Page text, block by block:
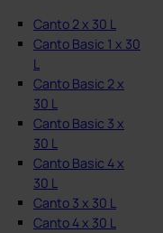
Canto 2 x 30 L
Canto Basic 1 x 30
L
Canto Basic 2 x
30 L
Canto Basic 3 x
30 L
Canto Basic 4 x
30 L
Canto 3 x 30 L
Canto 4 x 30 L